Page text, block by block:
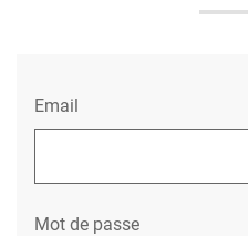
Email
Mot de passe